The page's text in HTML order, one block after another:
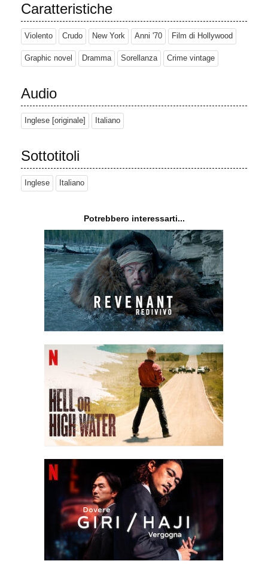
Caratteristiche
Violento Crudo New York Anni '70 Film di Hollywood
Graphic novel Dramma Sorellanza Crime vintage
Audio
Inglese [originale] Italiano
Sottotitoli
Inglese Italiano
Potrebbero interessarti...